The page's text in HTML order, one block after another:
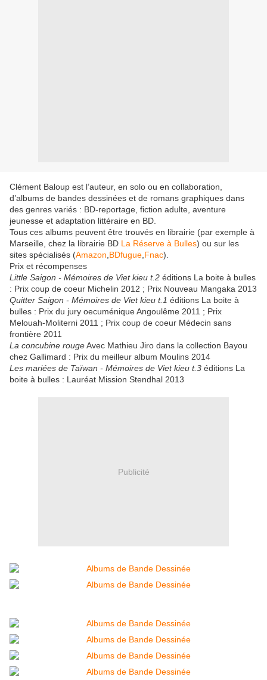
Clément Baloup est l’auteur, en solo ou en collaboration,
d’albums de bandes dessinées et de romans graphiques dans
des genres variés : BD-reportage, fiction adulte, aventure
jeunesse et adaptation littéraire en BD.
Tous ces albums peuvent être trouvés en librairie (par exemple à
Marseille, chez la librairie BD La Réserve à Bulles) ou sur les
sites spécialisés (Amazon BDfugue Fnac).
Prix et récompenses
Little Saigon - Mémoires de Viet kieu t.2 éditions La boite à bulles
: Prix coup de coeur Michelin 2012 ; Prix Nouveau Mangaka 2013
Quitter Saigon - Mémoires de Viet kieu t.1 éditions La boite à
bulles : Prix du jury oecuménique Angoulême 2011 ; Prix
Melouah-Moliterni 2011 ; Prix coup de coeur Médecin sans
frontière 2011
La concubine rougeAvec Mathieu Jiro dans la collection Bayou
chez Gallimard : Prix du meilleur album Moulins 2014
Les mariées de Taïwan - Mémoires de Viet kieu t.3 éditions La
boite à bulles : Lauréat Mission Stendhal 2013
Publicité